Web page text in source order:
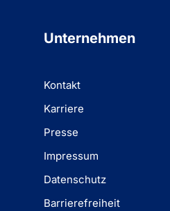
Unternehmen
Kontakt
Karriere
Presse
Impressum
Datenschutz
Barrierefreiheit